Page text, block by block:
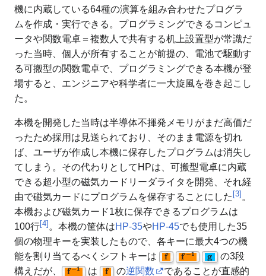
機に内蔵している64種の演算を組み合わせたプログラ
ムを作成・実行できる。プログラミングできるコンピュ
ータや関数電卓＝複数人で共有する机上設置型が常識だ
った当時、個人が所有することが前提の、電池で駆動す
る可搬型の関数電卓で、プログラミングできる本機が登
場すると、エンジニアや科学者に一大旋風を巻き起こし
た。
本機を開発した当時は半導体不揮発メモリがまだ高価だ
ったため採用は見送られており、そのまま電源を切れ
ば、ユーザが作成し本機に保存したプログラムは消失し
てしまう。その代わりとしてHPは、可搬型電卓に内蔵
できる超小型の磁気カードリーダライタを開発、それ経
由で磁気カードにプログラムを保存することにした [3] 。
本機および磁気カード1枚に保存できるプログラムは
100行[4] 。本機の筐体はHP-35やHP-45でも使用した35
個の物理キーを実装したもので、各キーに最大4つの機
能を割り当てるべくシフトキーは
𝐟 𝐟−𝟏 𝐠
の3段
構えだが、
𝐟−𝟏 は 𝐟 の逆関数
であることが直感的